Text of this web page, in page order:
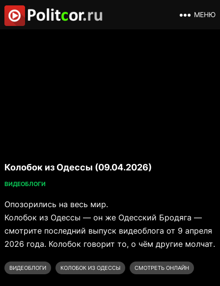
МЕНЮ
Колобок из Одессы (09.04.2026)
ВИДЕОБЛОГИ
Опозорились на весь мир.
Колобок из Одессы — он же Одесский Бродяга —
смотрите последний выпуск видеоблога от 9 апреля
2026 года. Колобок говорит то, о чём другие молчат.
ВИДЕОБЛОГИ КОЛОБОК ИЗ ОДЕССЫ СМОТРЕТЬ ОНЛАЙН